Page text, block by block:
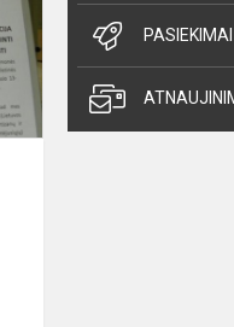
PASIEKIMAI